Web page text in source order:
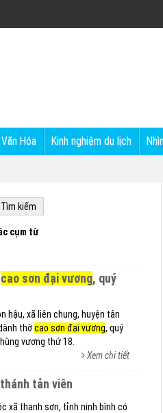
Văn Hóa Kinh nghiệm du lịch
cụm từ
cao sơn đại vương, quý
hậu, xã liên chung, huyện tân
thờcao sơn đại vương, quý
vương thứ 18.
Xem chi tiết
tản viên
xã thanh sơn, tỉnh ninh bình có